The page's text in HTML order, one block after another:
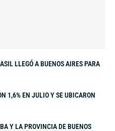
LLEGÓ A BUENOS AIRES PARA
1,6% EN JULIO Y SE UBICARON
Y LA PROVINCIA DE BUENOS